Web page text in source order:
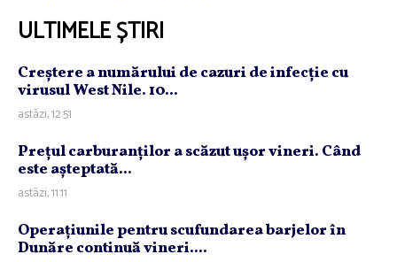
ULTIMELE ȘTIRI
Creştere a numărului de cazuri de infecţie cu
virusul West Nile. 10...
astăzi, 12:51
Preţul carburanţilor a scăzut uşor vineri. Când
este aşteptată...
astăzi, 11:11
Operaţiunile pentru scufundarea barjelor în
Dunăre continuă vineri....